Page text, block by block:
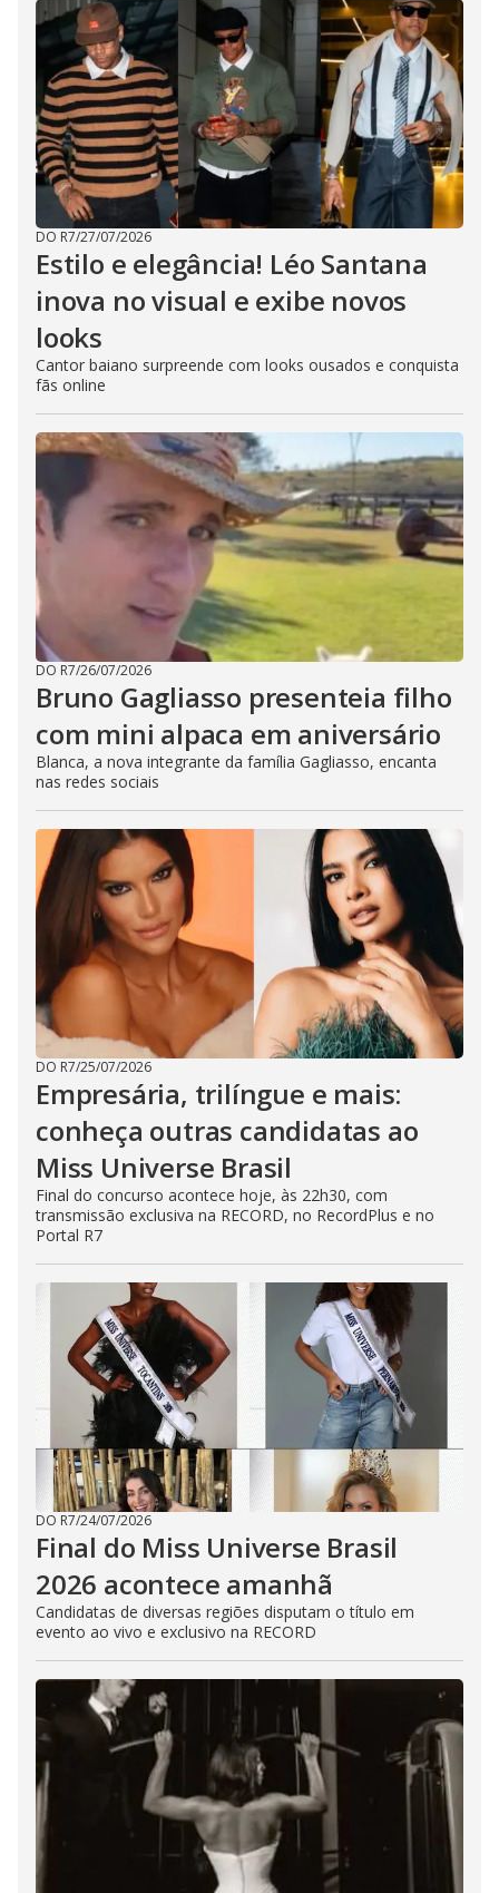
DO R7/27/07/2026
Estilo e elegância! Léo Santana
inova no visual e exibe novos
looks
Cantor baiano surpreende com looks ousados e conquista
fãs online
DO R7/26/07/2026
Bruno Gagliasso presenteia filho
com mini alpaca em aniversário
Blanca, a nova integrante da família Gagliasso, encanta
nas redes sociais
DO R7/25/07/2026
Empresária, trilíngue e mais:
conheça outras candidatas ao
Miss Universe Brasil
Final do concurso acontece hoje, às 22h30, com
transmissão exclusiva na RECORD, no RecordPlus e no
Portal R7
DO R7/24/07/2026
Final do Miss Universe Brasil
2026 acontece amanhã
Candidatas de diversas regiões disputam o título em
evento ao vivo e exclusivo na RECORD